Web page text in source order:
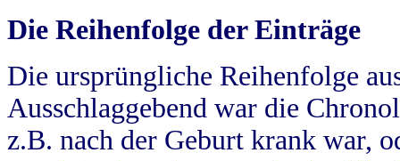
Die Reihenfolge der Einträge
Die ursprüngliche Reihenfolge
Ausschlaggebend war die
z.B. nach der Geburt krank war,